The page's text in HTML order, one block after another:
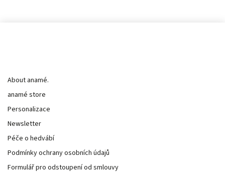
About anamé.
anamé store
Personalizace
Newsletter
Péče o hedvábí
Podmínky ochrany osobních údajů
Formulář pro odstoupení od smlouvy